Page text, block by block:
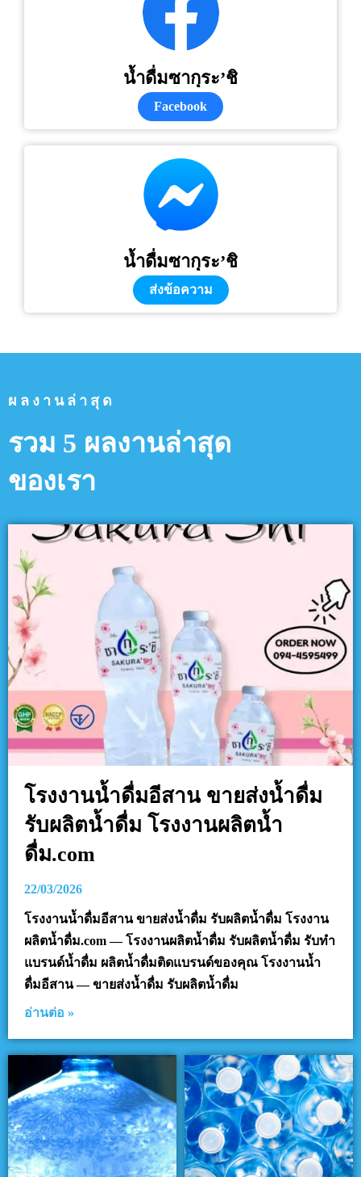
น้ำดื่มซากุระ’ชิ
Facebook
น้ำดื่มซากุระ’ชิ
ส่งข้อความ
ผลงานล่าสุด
รวม 5 ผลงานล่าสุด
ของเรา
โรงงานน้ำดื่มอีสาน ขายส่งน้ำดื่ม
รับผลิตน้ำดื่ม โรงงานผลิตน้ำ
ดื่ม.com
22/03/2026
โรงงานน้ำดื่มอีสาน ขายส่งน้ำดื่ม รับผลิตน้ำดื่ม โรงงาน
ผลิตน้ำดื่ม.com — โรงงานผลิตน้ำดื่ม รับผลิตน้ำดื่ม รับทำ
แบรนด์น้ำดื่ม ผลิตน้ำดื่มติดแบรนด์ของคุณ โรงงานน้ำ
ดื่มอีสาน — ขายส่งน้ำดื่ม รับผลิตน้ำดื่ม
อ่านต่อ »